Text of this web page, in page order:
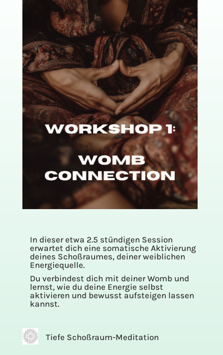
In dieser etwa 2.5 stündigen Session
erwartet dich eine somatische Aktivierung
deines Schoßraumes, deiner weiblichen
Energiequelle.
Du verbindest dich mit deiner Womb und
lernst, wie du deine Energie selbst
aktivieren und bewusst aufsteigen lassen
kannst.
Tiefe Schoßraum-Meditation